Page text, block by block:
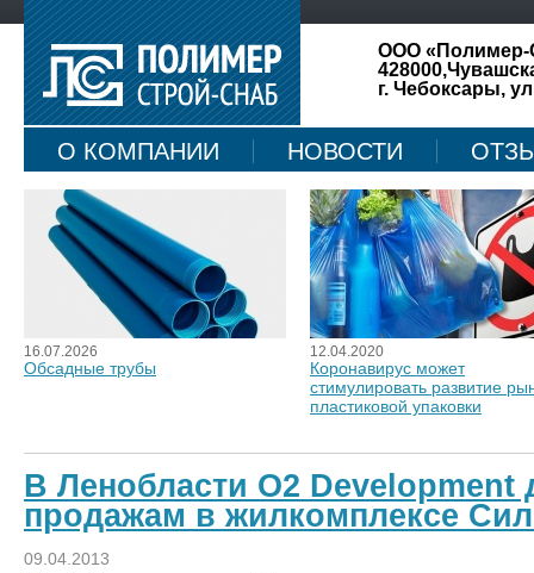
ООО «Полимер-
г. Чебоксары,
О КОМПАНИИ НОВОСТИ
КАРТА САЙТА
16.07.2026
Обсадные трубы
12.04.2020
Коронавирус может
стимулировать развитие
пластиковой упаковки
В Ленобласти O2 Development
продажам в жилкомплексе
09.04.2013